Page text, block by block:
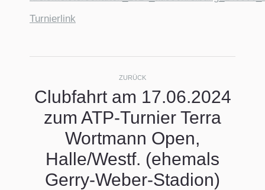
Turnierlink
ZURÜCK
Vorheriger
Beitrag:
Clubfahrt am 17.06.2024
zum ATP-Turnier Terra
Wortmann Open,
Halle/Westf. (ehemals
Gerry-Weber-Stadion)